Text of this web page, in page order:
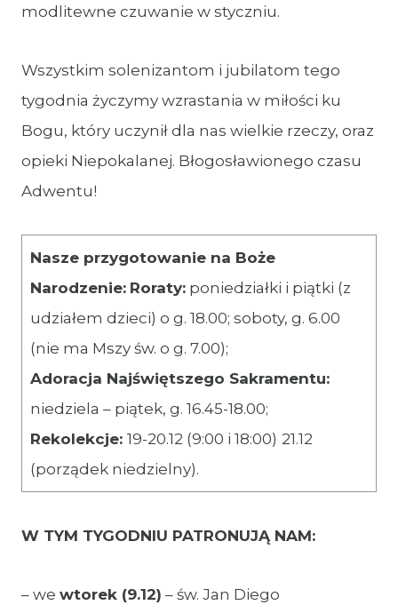
modlitewne czuwanie w styczniu.
Wszystkim solenizantom i jubilatom tego
tygodnia życzymy wzrastania w miłości ku
Bogu, który uczynił dla nas wielkie rzeczy, oraz
opieki Niepokalanej. Błogosławionego czasu
Adwentu!
Nasze przygotowanie na Boże
Narodzenie: Roraty:poniedziałki i piątki (z
udziałem dzieci) o g. 18.00; soboty, g. 6.00
(nie ma Mszy św. o g. 7.00);
Adoracja Najświętszego Sakramentu:
niedziela – piątek, g. 16.45-18.00;
Rekolekcje: 19-20.12 (9:00 i 18:00) 21.12
(porządek niedzielny).
W TYM TYGODNIU PATRONUJĄ NAM:
– we wtorek (9.12) – św. Jan Diego